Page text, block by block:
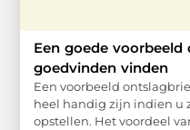
Een goede
goedvinden vinden
Een voorbeeld
heel handig zijn indien u
opstellen. Het voordeel